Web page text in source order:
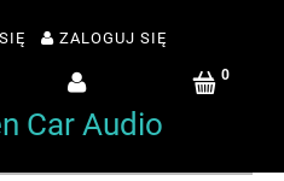
ZALOGUJ SIĘ
Car Audio